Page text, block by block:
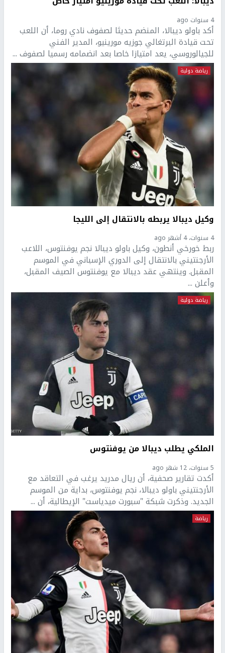
4 سنوات ago
أكد باولو ديبالا، المنضم حديثا لصفوف نادي روما، أن اللعب
تحت قيادة البرتغالي جوزيه مورينيو، المدير الفني
للجيالوروسي، يعد امتيازا خاصا بعد انضمامه رسميا لصفوف ...
رياضة دولية
وكيل ديبالا يربطه بالانتقال إلى الليجا
4 سنوات، 4 أشهر ago
ربط خورخي أنطون، وكيل باولو ديبالا نجم يوفنتوس، اللاعب
الأرجنتيني بالانتقال إلى الدوري الإسباني في الموسم
المقبل. وينتهي عقد ديبالا مع يوفنتوس الصيف المقبل،
وأعلن ...
رياضة دولية
الملكي يطلب ديبالا من يوفنتوس
5 سنوات، 12 شهر ago
أكدت تقارير صحفية، أن ريال مدريد يرغب في التعاقد مع
الأرجنتيني باولو ديبالا، نجم يوفنتوس، بداية من الموسم
الجديد. وذكرت شبكة "سبورت ميدياست" الإيطالية، أن ...
رياضة